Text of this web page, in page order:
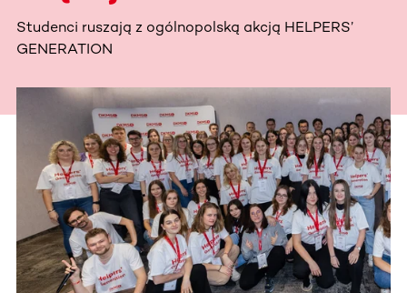
Studenci ruszają z ogólnopolską akcją HELPERS’
GENERATION